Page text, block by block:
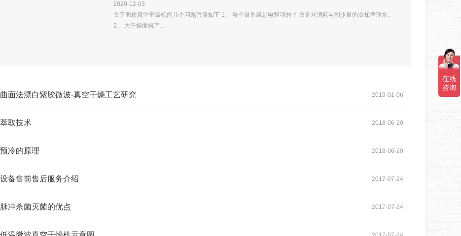
2020-12-03
关于面粉真空干燥机的几个问题答复如下 1、 整个设备就是电驱动的？ 设备只消耗电和少量的冷却循环水。
2、 大干燥面粉产...
2019-01-06
面法漂白紫胶微波-真空干燥工艺研究
2018-06-20
取技术
2018-06-20
冷的原理
2017-07-24
备售前售后服务介绍
2017-07-24
冲杀菌灭菌的优点